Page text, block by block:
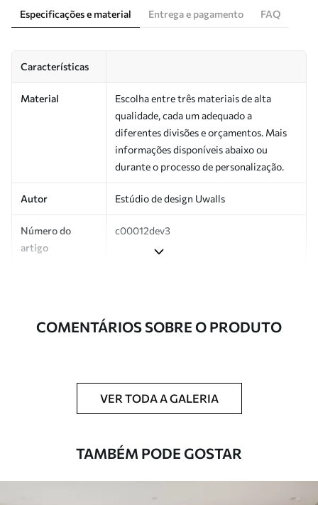
Especificações e material Entrega e pagamento FAQ
Características
Material
Escolha entre três materiais de alta
qualidade, cada um adequado a
diferentes divisões e orçamentos. Mais
informações disponíveis abaixo ou
durante o processo de personalização.
Autor Estúdio de design Uwalls
Número do
artigo
c00012dev3
Adicionalmente
Disponível com revestimento de verniz
esponja macia. Murais de parede com
revestimento de verniz podem ser limpos
Aplicação perfeita
COMENTÁRIOS SOBRE O PRODUTO
VER TODA A GALERIA
TAMBÉM PODE GOSTAR